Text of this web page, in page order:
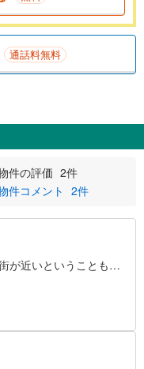
通話料無料
件の評価 2件
件コメント 2件
が近いということもあ
混み合います。